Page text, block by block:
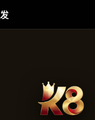
行业资讯
首页 行业资讯